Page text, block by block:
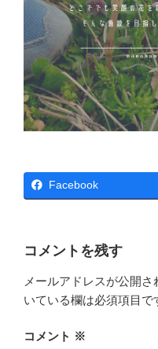
Facebook
コメントを残す
メールアドレスが公開さ
いている欄は必須項目で
コメント ※